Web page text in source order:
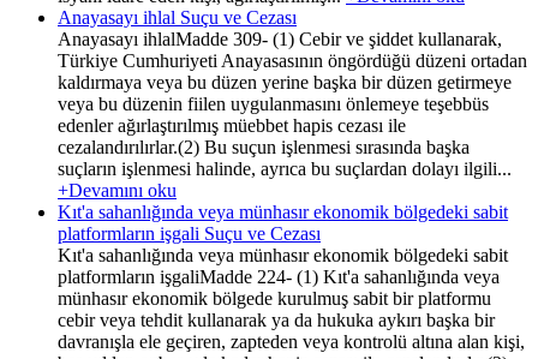
Anayasayı ihlal Suçu ve Cezası
Anayasayı ihlalMadde 309- (1) Cebir ve şiddet kullanarak,
Türkiye Cumhuriyeti Anayasasının öngördüğü düzeni ortadan
kaldırmaya veya bu düzen yerine başka bir düzen getirmeye
veya bu düzenin fiilen uygulanmasını önlemeye teşebbüs
edenler ağırlaştırılmış müebbet hapis cezası ile
cezalandırılırlar.(2) Bu suçun işlenmesi sırasında başka
suçların işlenmesi halinde, ayrıca bu suçlardan dolayı ilgili...
+Devamını oku
Kıt'a sahanlığında veya münhasır ekonomik bölgedeki sabit
platformların işgali Suçu ve Cezası
Kıt'a sahanlığında veya münhasır ekonomik bölgedeki sabit
platformların işgaliMadde 224- (1) Kıt'a sahanlığında veya
münhasır ekonomik bölgede kurulmuş sabit bir platformu
cebir veya tehdit kullanarak ya da hukuka aykırı başka bir
davranışla ele geçiren, zapteden veya kontrolü altına alan kişi,